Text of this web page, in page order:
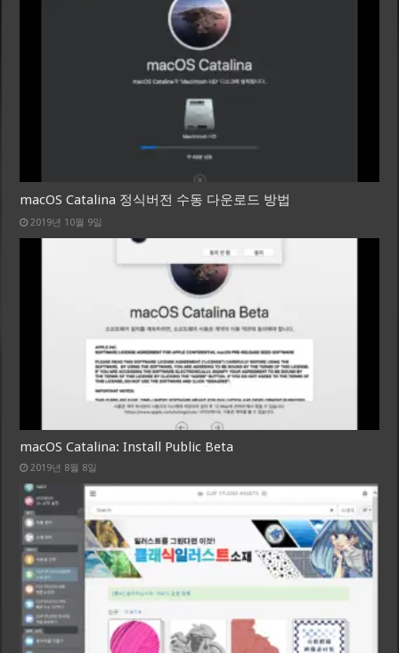
macOS Catalina 정식버전 수동 다운로드 방법
2019년 10월 9일
macOS Catalina: Install Public Beta
2019년 8월 8일